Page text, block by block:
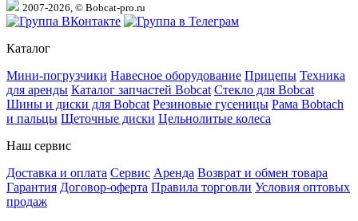
2007-2026, © Bobcat-pro.ru
Каталог
Мини-погрузчики Навесное оборудование Прицепы Техника
для аренды Каталог запчастей Bobcat Стекло для Bobcat
Шины и диски для Bobcat Резиновые гусеницы Рама Bobtach
и пальцы Щеточные диски Цельнолитые колеса
Наш сервис
Доставка и оплата Сервис Аренда Возврат и обмен товара
Гарантия Договор-оферта Правила торговли Условия оптовых
продаж